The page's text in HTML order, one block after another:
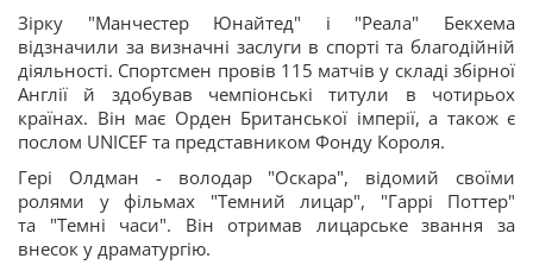
Зірку "Манчестер Юнайтед" і "Реала" Бекхема
відзначили за визначні заслуги в спорті та благодійній
діяльності. Спортсмен провів 115 матчів у складі збірної
Англії й здобував чемпіонські титули в чотирьох
країнах. Він має Орден Британської імперії, а також є
послом UNICEF та представником Фонду Короля.
Гері Олдман - володар "Оскара", відомий своїми
ролями у фільмах "Темний лицар", "Гаррі Поттер"
та "Темні часи". Він отримав лицарське звання за
внесок у драматургію.